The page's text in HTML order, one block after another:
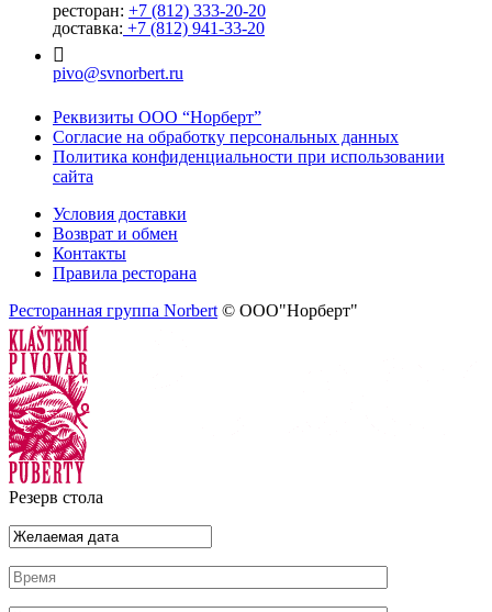
ресторан: +7 (812) 333-20-20
доставка: +7 (812) 941-33-20
pivo@svnorbert.ru
Реквизиты ООО “Норберт”
Согласие на обработку персональных данных
Политика конфиденциальности при использовании
сайта
Условия доставки
Возврат и обмен
Контакты
Правила ресторана
Ресторанная группа Norbert © ООО"Норберт"
Резерв стола